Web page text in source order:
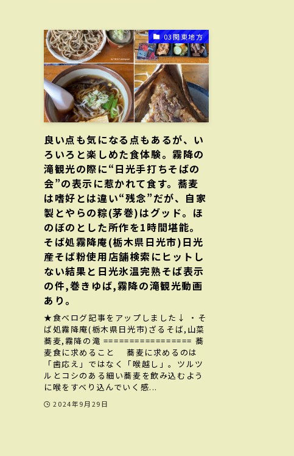
03関東地方
良い点も気になる点もあるが、い
ろいろと楽しめた食体験。霧降の
滝観光の際に“日光手打ちそばの
会”の表示に惹かれて食す。蕎麦
は嗜好とは違い“残念”だが、自家
製とやらの粽(茅巻)はグッド。ほ
のぼのとした所作を1時間堪能。
そば処霧降庵(栃木県日光市)日光
産そば粉使用店舗検索にヒットし
ない結果と日光氷温完熟そば表示
の件,巻きゆば,霧降の滝観光動画
あり。
★食べログ記事をアップしました↓ ・そ
ば処霧降庵(栃木県日光市)ざるそば,山菜
蕎麦,霧降の滝 ================= 蕎
麦食に求めること 蕎麦に求めるのは
「歯応え」ではなく「喉越し」。ツルツ
ルとコシのある細い蕎麦を飲み込むよう
に喉をすべり込んでいく感...
2024年9月29日